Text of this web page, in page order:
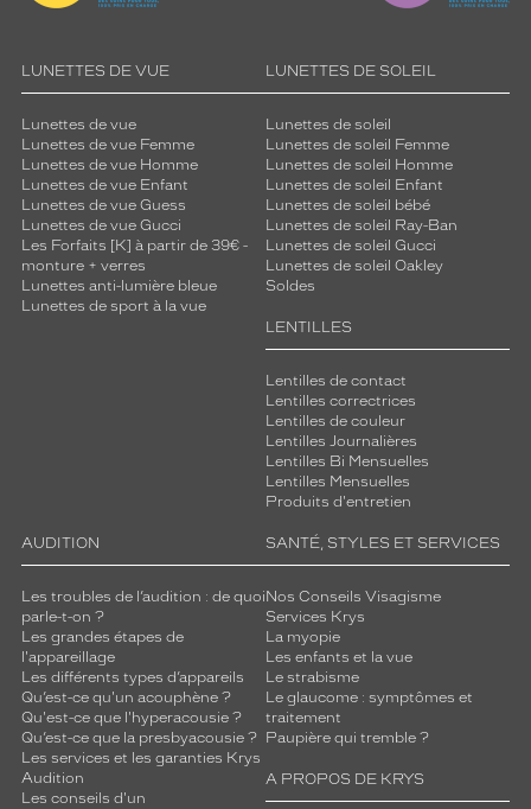
LUNETTES DE VUE
Lunettes de vue
Lunettes de vue Femme
Lunettes de vue Homme
Lunettes de vue Enfant
Lunettes de vue Guess
Lunettes de vue Gucci
Les Forfaits [K] à partir de 39€ -
monture + verres
Lunettes anti-lumière bleue
Lunettes de sport à la vue
LUNETTES DE SOLEIL
Lunettes de soleil
Lunettes de soleil Femme
Lunettes de soleil Homme
Lunettes de soleil Enfant
Lunettes de soleil bébé
Lunettes de soleil Ray-Ban
Lunettes de soleil Gucci
Lunettes de soleil Oakley
Soldes
LENTILLES
Lentilles de contact
Lentilles correctrices
Lentilles de couleur
Lentilles Journalières
Lentilles Bi Mensuelles
Lentilles Mensuelles
Produits d'entretien
AUDITION
Les troubles de l’audition : de quoi
parle-t-on ?
Les grandes étapes de
l'appareillage
Les différents types d’appareils
Qu’est-ce qu'un acouphène ?
Qu'est-ce que l'hyperacousie ?
Qu’est-ce que la presbyacousie ?
Les services et les garanties Krys
Audition
Les conseils d'un
SANTÉ, STYLES ET SERVICES
Nos Conseils Visagisme
Services Krys
La myopie
Les enfants et la vue
Le strabisme
Le glaucome : symptômes et
traitement
Paupière qui tremble ?
A PROPOS DE KRYS